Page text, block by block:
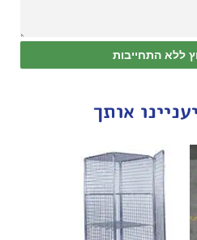
ללא התחייבות
אותך